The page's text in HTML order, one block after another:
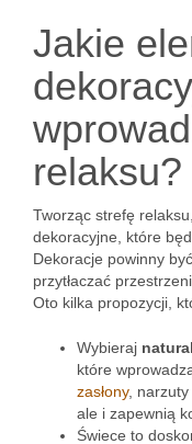
Jakie
relaksu?
Tworząc strefę
dekoracyjne, które
Dekoracje powinny być
przytłaczać
Oto kilka propozycji,
Wybieraj
które
zasłony, narzuty
ale i zapewnią
Świece to